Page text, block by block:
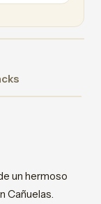
un hermoso
Cañuelas.